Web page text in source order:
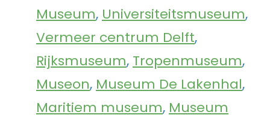
Museum, Universiteitsmuseum,
Vermeer centrum Delft,
Rijksmuseum, Tropenmuseum,
Museon, Museum De Lakenhal,
Maritiem museum, Museum